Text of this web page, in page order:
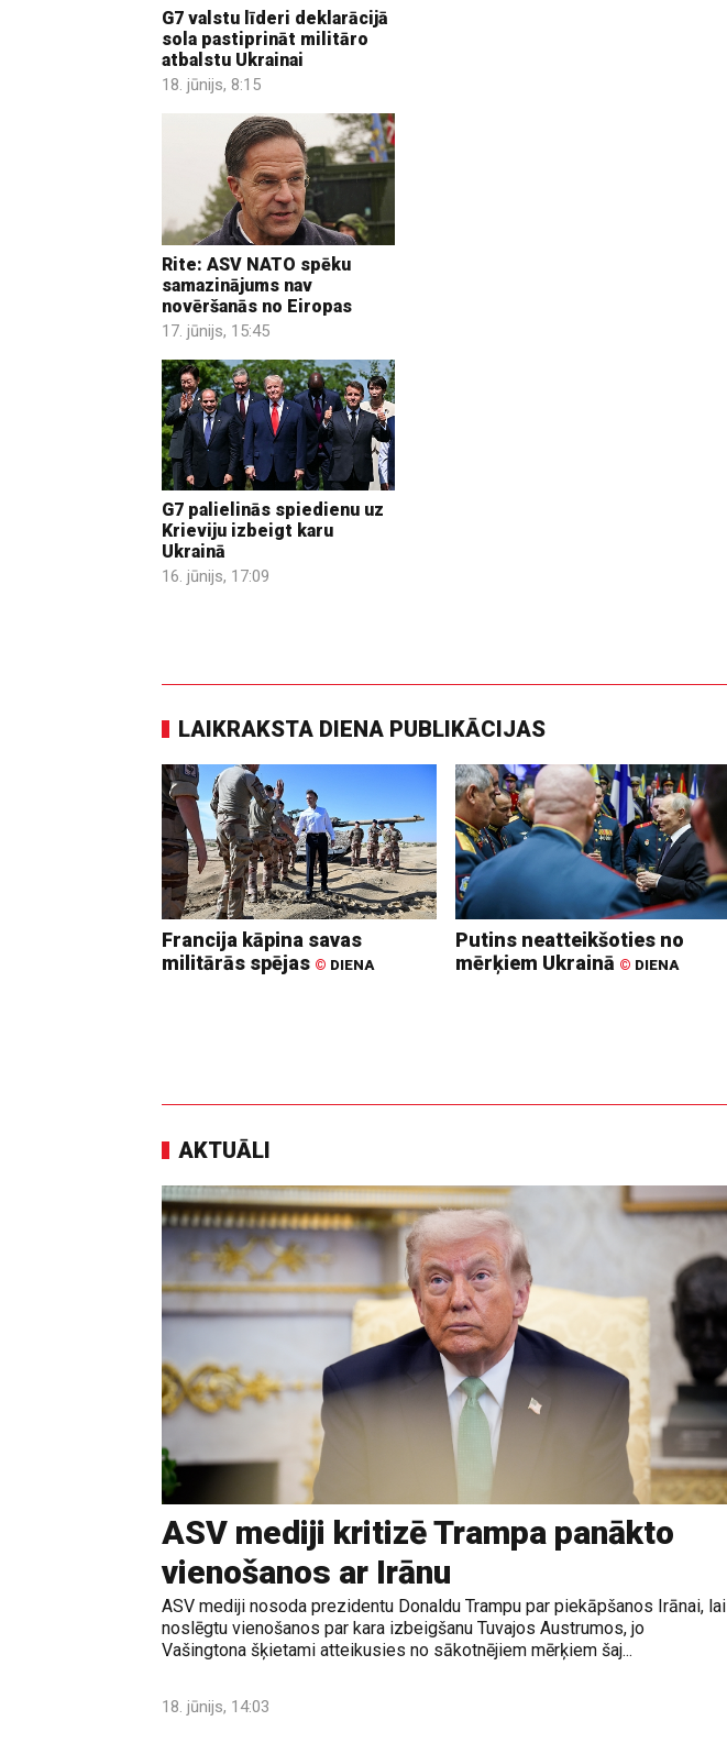
G7 valstu līderi deklarācijā
sola pastiprināt militāro
atbalstu Ukrainai
18. jūnijs, 8:15
Rite: ASV NATO spēku
samazinājums nav
novēršanās no Eiropas
17. jūnijs, 15:45
G7 palielinās spiedienu uz
Krieviju izbeigt karu
Ukrainā
16. jūnijs, 17:09
LAIKRAKSTA DIENA PUBLIKĀCIJAS
Francija kāpina savas
militārās spējas © DIENA
Putins neatteikšoties no
mērķiem Ukrainā © DIENA
AKTUĀLI
ASV mediji kritizē Trampa panākto
vienošanos ar Irānu
ASV mediji nosoda prezidentu Donaldu Trampu par piekāpšanos Irānai, lai
noslēgtu vienošanos par kara izbeigšanu Tuvajos Austrumos, jo
Vašingtona šķietami atteikusies no sākotnējiem mērķiem šaj...
18. jūnijs, 14:03